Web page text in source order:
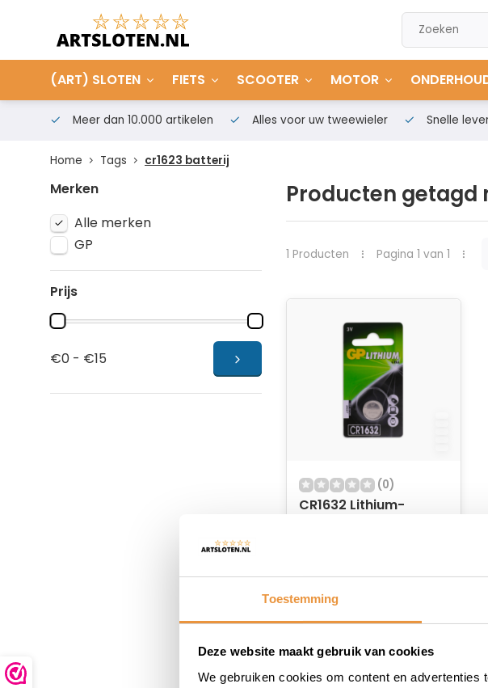
Toestemming
Deze website maakt gebruik van cookies
We gebruiken cookies om content en
(ART) SLOTEN FIETS SCOOTER MOTOR
Meer dan 10.000 artikelen Alles voor uw tweewieler Snelle
Home Tags cr1623 batterij
Merken
Alle merken
GP
Prijs
€0 - €15
Producten getagd
1 Producten Pagina 1 van 1
(0)
CR1632 Lithium-
10,53